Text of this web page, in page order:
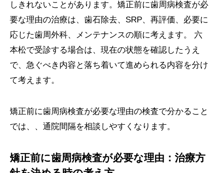
しきれないことがあります。矯正前に歯周病検査が必
要な理由の治療は、歯石除去、SRP、再評価、必要に
応じた歯周外科、メンテナンスの順に考えます。 六
本松で受診する場合は、現在の状態を確認したうえ
で、急ぐべき内容と落ち着いて進められる内容を分け
て考えます。
矯正前に歯周病検査が必要な理由の検査で分かること
では、、通院間隔を相談しやすくなります。
矯正前に歯周病検査が必要な理由：治療方